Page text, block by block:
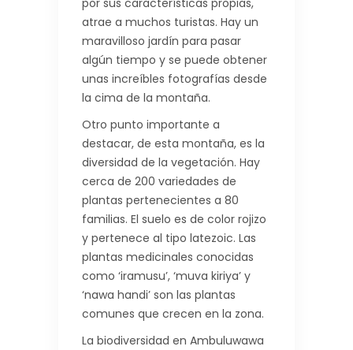
por sus características propias,
atrae a muchos turistas. Hay un
maravilloso jardín para pasar
algún tiempo y se puede obtener
unas increíbles fotografías desde
la cima de la montaña.
Otro punto importante a
destacar, de esta montaña, es la
diversidad de la vegetación. Hay
cerca de 200 variedades de
plantas pertenecientes a 80
familias. El suelo es de color rojizo
y pertenece al tipo latezoic. Las
plantas medicinales conocidas
como ‘iramusu’, ‘muva kiriya’ y
‘nawa handi’ son las plantas
comunes que crecen en la zona.
La biodiversidad en Ambuluwawa